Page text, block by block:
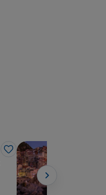
Like